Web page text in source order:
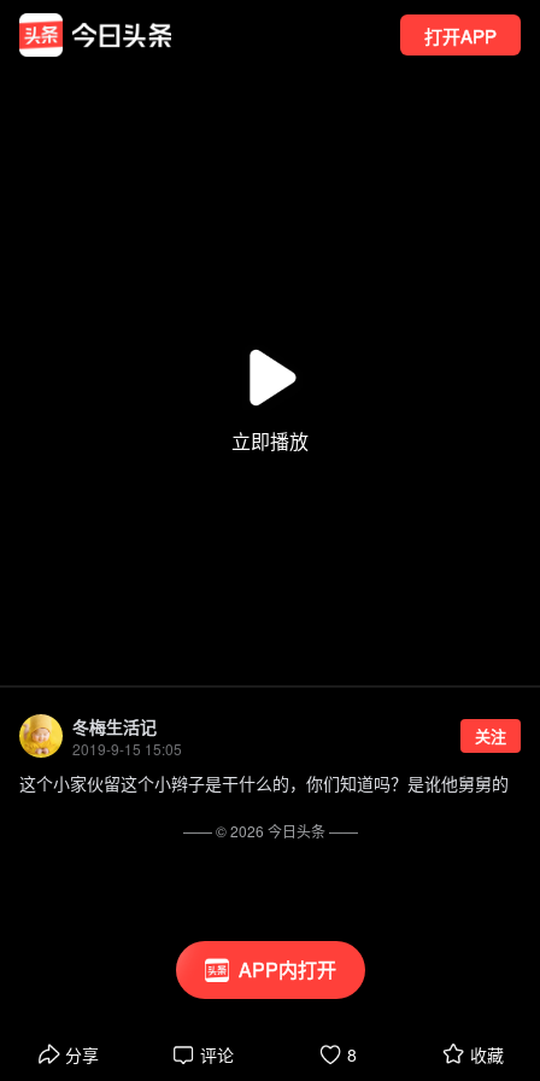
打开APP
APP内打开
冬梅生活记
2019-9-15 15:05
关注
这个小家伙留这个小辫子是干什么的，你们知道吗？是讹他舅舅的
分享 评论 8 收藏
—— ©2026 今日头条——